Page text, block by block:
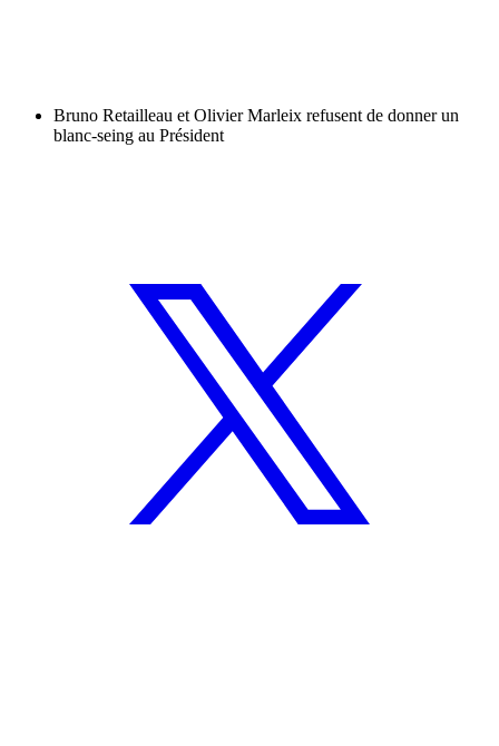
Bruno Retailleau et Olivier Marleix refusent de donner un
blanc-seing au Président